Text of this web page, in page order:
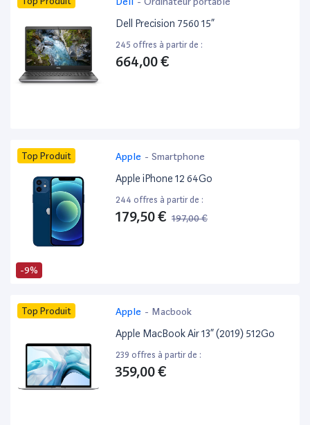
Dell Precision 7560 15”
245 offres à partir de :
664,00 €
-9%
Top Produit Apple - Smartphone
Apple iPhone 12 64Go
244 offres à partir de :
179,50 € 197,00 €
Top Produit Apple - Macbook
Apple MacBook Air 13” (2019) 512Go
239 offres à partir de :
359,00 €